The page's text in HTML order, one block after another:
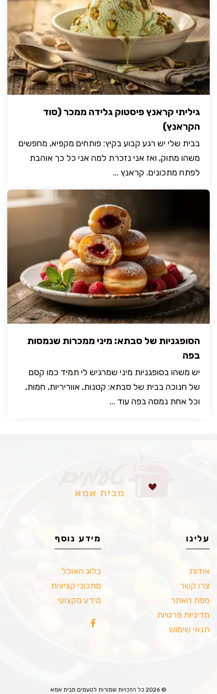
גיליתי קראנץ פיסטוק גלידה ממכר (סוד
הקראנץ)
בבית שלי יש רגע קבוע בקיץ: פותחים מקפיא, מחפשים
משהו מתוק, ואז אני נזכרת למה אני כל כך אוהבת
לפתח מתכונים. קראנץ ...
הסופגניות של סבתא: מיני ממכרות שנמסות
בפה
יש משהו בסופגניות מיני שמרגיש לי תמיד כמו קסם
של חנוכה בבית של סבתא: קטנות, אווריריות, חמות,
וכל אחת נמסה בפה עוד ...
עלינו
אודות
צרו קשר
מפת האתר
מדיניות פרטיות
תנאי שימוש
מידע נוסף
בלוג האוכל
מתכוני קציצות
מידע מקצועי
© 2026 כל הזכויות שמורות לטעמים מבית אמא